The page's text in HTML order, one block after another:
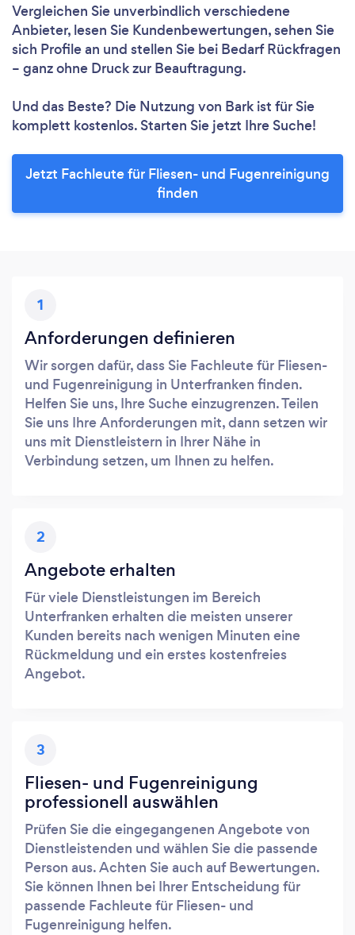
Vergleichen Sie unverbindlich verschiedene
Anbieter, lesen Sie Kundenbewertungen, sehen Sie
sich Profile an und stellen Sie bei Bedarf Rückfragen
– ganz ohne Druck zur Beauftragung.
Und das Beste? Die Nutzung von Bark ist für Sie
komplett kostenlos. Starten Sie jetzt Ihre Suche!
Jetzt Fachleute für Fliesen- und Fugenreinigung
finden
1
Anforderungen definieren
Wir sorgen dafür, dass Sie Fachleute für Fliesen-
und Fugenreinigung in Unterfranken finden.
Helfen Sie uns, Ihre Suche einzugrenzen. Teilen
Sie uns Ihre Anforderungen mit, dann setzen wir
uns mit Dienstleistern in Ihrer Nähe in
Verbindung setzen, um Ihnen zu helfen.
2
Angebote erhalten
Für viele Dienstleistungen im Bereich
Unterfranken erhalten die meisten unserer
Kunden bereits nach wenigen Minuten eine
Rückmeldung und ein erstes kostenfreies
Angebot.
3
Fliesen- und Fugenreinigung
professionell auswählen
Prüfen Sie die eingegangenen Angebote von
Dienstleistenden und wählen Sie die passende
Person aus. Achten Sie auch auf Bewertungen.
Sie können Ihnen bei Ihrer Entscheidung für
passende Fachleute für Fliesen- und
Fugenreinigung helfen.